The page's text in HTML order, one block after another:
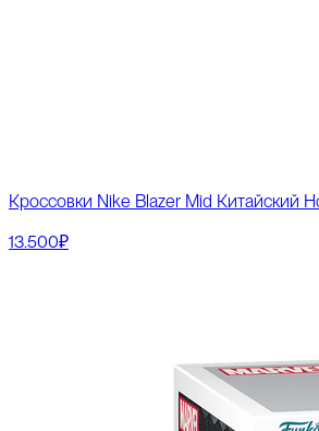
Кроссовки Nike Blazer Mid Китайский
13.500₽